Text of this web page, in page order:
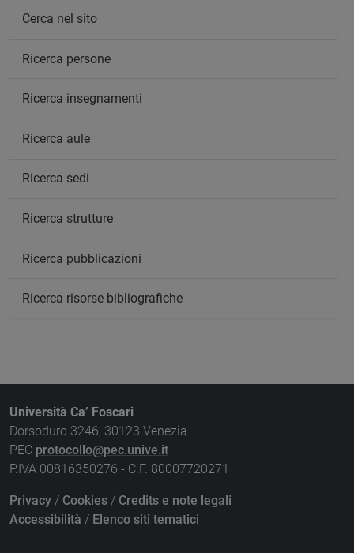
Cerca nel sito
Ricerca persone
Ricerca insegnamenti
Ricerca aule
Ricerca sedi
Ricerca strutture
Ricerca pubblicazioni
Ricerca risorse bibliografiche
Università Ca’ Foscari
Dorsoduro 3246, 30123 Venezia
PEC protocollo@pec.unive.it
P.IVA 00816350276 - C.F. 80007720271
Privacy / Cookies / Credits e note legali
Accessibilità / Elenco siti tematici